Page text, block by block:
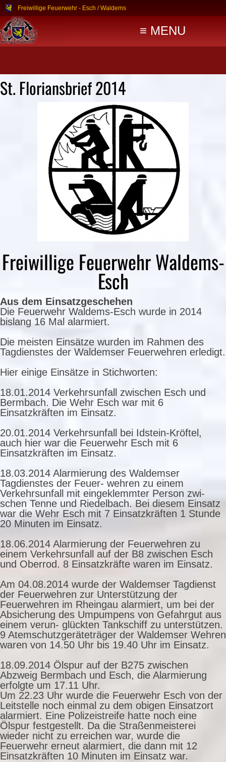
Freiwillige Feuerwehr - Esch / Waldems
≡ MENU
St. Floriansbrief 2014
Freiwillige Feuerwehr Waldems-
Esch
Aus dem Einsatzgeschehen
Die Feuerwehr Waldems-Esch wurde in 2014
bislang 16 Mal alarmiert.
Die meisten Einsätze wurden im Rahmen des
Tagdienstes der Waldemser Feuerwehren erledigt.
Hier einige Einsätze in Stichworten:
18.01.2014 Verkehrsunfall zwischen Esch und
Bermbach. Die Wehr Esch war mit 6
Einsatzkräften im Einsatz.
20.01.2014 Verkehrsunfall bei Idstein-Kröftel,
auch hier war die Feuerwehr Esch mit 6
Einsatzkräften im Einsatz.
18.03.2014 Alarmierung des Waldemser
Tagdienstes der Feuer- wehren zu einem
Verkehrsunfall mit eingeklemmter Person zwi-
schen Tenne und Riedelbach. Bei diesem Einsatz
war die Wehr Esch mit 7 Einsatzkräften 1 Stunde
20 Minuten im Einsatz.
18.06.2014 Alarmierung der Feuerwehren zu
einem Verkehrsunfall auf der B8 zwischen Esch
und Oberrod. 8 Einsatzkräfte waren im Einsatz.
Am 04.08.2014 wurde der Waldemser Tagdienst
der Feuerwehren zur Unterstützung der
Feuerwehren im Rheingau alarmiert, um bei der
Absicherung des Umpumpens von Gefahrgut aus
einem verun- glückten Tankschiff zu unterstützen.
9 Atemschutzgeräteträger der Waldemser Wehren
waren von 14.50 Uhr bis 19.40 Uhr im Einsatz.
18.09.2014 Ölspur auf der B275 zwischen
Abzweig Bermbach und Esch, die Alarmierung
erfolgte um 17.11 Uhr.
Um 22.23 Uhr wurde die Feuerwehr Esch von der
Leitstelle noch einmal zu dem obigen Einsatzort
alarmiert. Eine Polizeistreife hatte noch eine
Ölspur festgestellt. Da die Straßenmeisterei
wieder nicht zu erreichen war, wurde die
Feuerwehr erneut alarmiert, die dann mit 12
Einsatzkräften 10 Minuten im Einsatz war.